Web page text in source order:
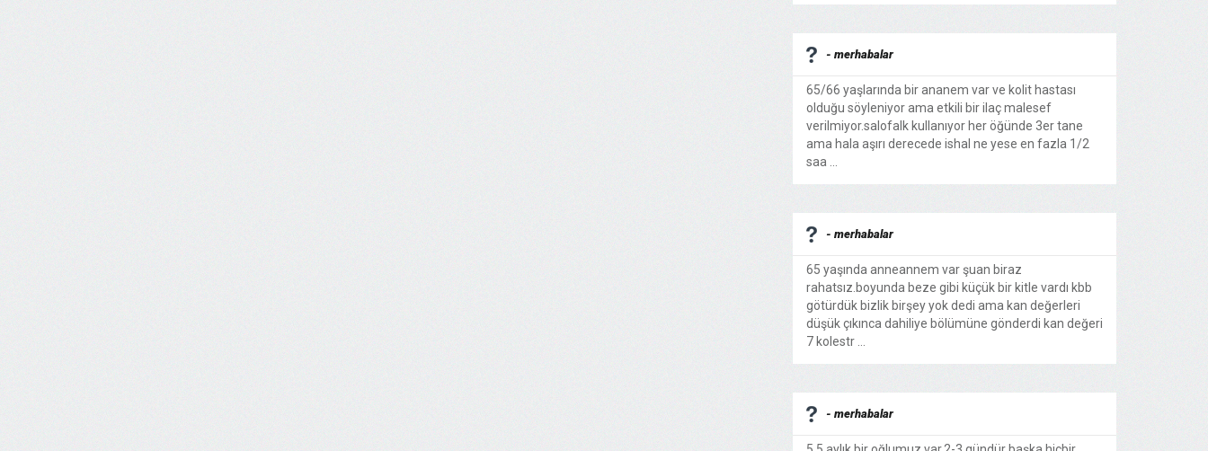
- merhabalar
65/66 yaşlarında bir ananem var ve kolit hastası
olduğu söyleniyor ama etkili bir ilaç malesef
verilmiyor.salofalk kullanıyor her öğünde 3er tane
ama hala aşırı derecede ishal ne yese en fazla 1/2
saa ...
- merhabalar
65 yaşında anneannem var şuan biraz
rahatsız.boyunda beze gibi küçük bir kitle vardı kbb
götürdük bizlik birşey yok dedi ama kan değerleri
düşük çıkınca dahiliye bölümüne gönderdi kan değeri
7 kolestr ...
- merhabalar